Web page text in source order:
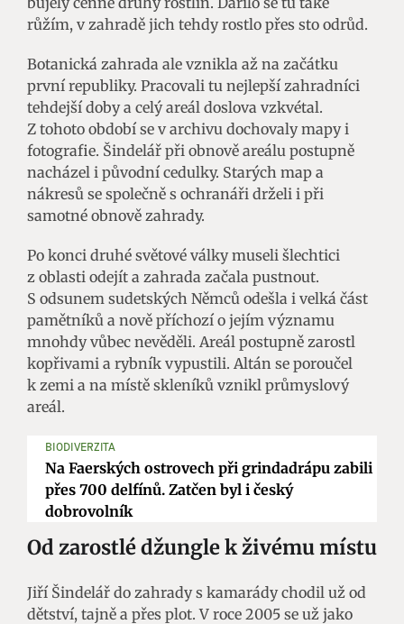
růžím, v zahradě jich tehdy rostlo přes sto odrůd.
Botanická zahrada ale vznikla až na začátku
první republiky. Pracovali tu nejlepší zahradníci
tehdejší doby a celý areál doslova vzkvétal.
Z tohoto období se v archivu dochovaly mapy i
fotografie. Šindelář při obnově areálu postupně
nacházel i původní cedulky. Starých map a
nákresů se společně s ochranáři drželi i při
samotné obnově zahrady.
Po konci druhé světové války museli šlechtici
z oblasti odejít a zahrada začala pustnout.
S odsunem sudetských Němců odešla i velká část
pamětníků a nově příchozí o jejím významu
mnohdy vůbec nevěděli. Areál postupně zarostl
kopřivami a rybník vypustili. Altán se poroučel
k zemi a na místě skleníků vznikl průmyslový
areál.
BIODIVERZITA
Na Faerských ostrovech při grindadrápu zabili
přes 700 delfínů. Zatčen byl i český
dobrovolník
Od zarostlé džungle k živému místu
Jiří Šindelář do zahrady s kamarády chodil už od
dětství, tajně a přes plot. V roce 2005 se už jako